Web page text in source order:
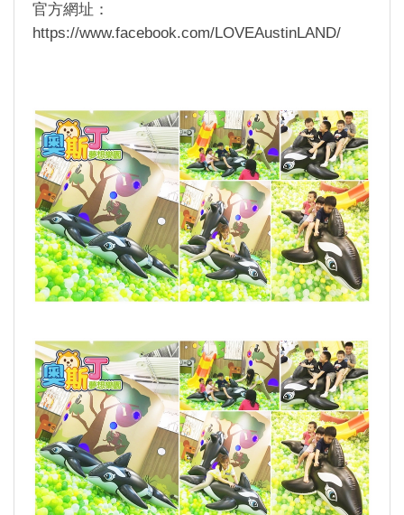
官方網址：
https://www.facebook.com/LOVEAustinLAND/